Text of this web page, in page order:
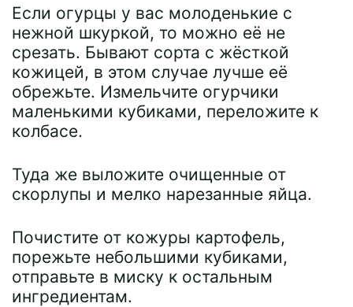
Если огурцы у вас молоденькие с
нежной шкуркой, то можно её не
срезать. Бывают сорта с жёсткой
кожицей, в этом случае лучше её
обрежьте. Измельчите огурчики
маленькими кубиками, переложите к
колбасе.
Туда же выложите очищенные от
скорлупы и мелко нарезанные яйца.
Почистите от кожуры картофель,
порежьте небольшими кубиками,
отправьте в миску к остальным
ингредиентам.